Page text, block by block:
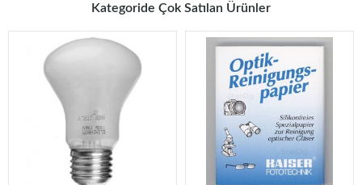
Kategoride Çok Satılan Ürünler